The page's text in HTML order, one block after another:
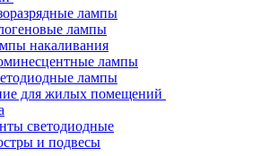
лампы
лампы
накаливания
лампы
лампы
для жилых помещений
светодиодные
и подвесы